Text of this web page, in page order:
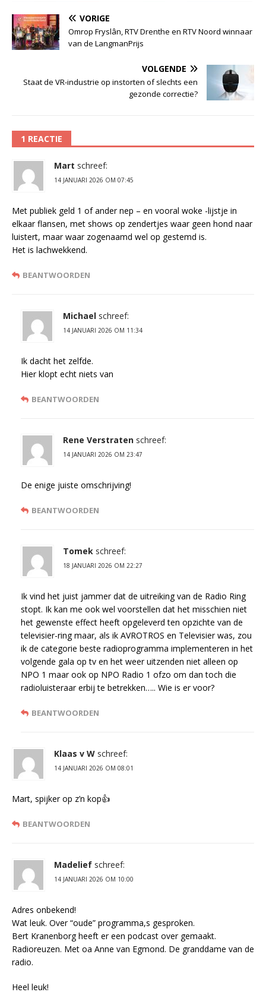
VORIGE
Omrop Fryslân, RTV Drenthe en RTV Noord winnaar
van de LangmanPrijs
VOLGENDE
Staat de VR-industrie op instorten of slechts een
gezonde correctie?
1 REACTIE
Mart schreef:
14 JANUARI 2026 OM 07:45
Met publiek geld 1 of ander nep – en vooral woke -lijstje in
elkaar flansen, met shows op zendertjes waar geen hond naar
luistert, maar waar zogenaamd wel op gestemd is.
Het is lachwekkend.
BEANTWOORDEN
Michael schreef:
14 JANUARI 2026 OM 11:34
Ik dacht het zelfde.
Hier klopt echt niets van
BEANTWOORDEN
Rene Verstraten schreef:
14 JANUARI 2026 OM 23:47
De enige juiste omschrijving!
BEANTWOORDEN
Tomek schreef:
18 JANUARI 2026 OM 22:27
Ik vind het juist jammer dat de uitreiking van de Radio Ring
stopt. Ik kan me ook wel voorstellen dat het misschien niet
het gewenste effect heeft opgeleverd ten opzichte van de
televisier-ring maar, als ik AVROTROS en Televisier was, zou
ik de categorie beste radioprogramma implementeren in het
volgende gala op tv en het weer uitzenden niet alleen op
NPO 1 maar ook op NPO Radio 1 ofzo om dan toch die
radioluisteraar erbij te betrekken….. Wie is er voor?
BEANTWOORDEN
Klaas v W schreef:
14 JANUARI 2026 OM 08:01
Mart, spijker op z’n kop👍
BEANTWOORDEN
Madelief schreef:
14 JANUARI 2026 OM 10:00
Adres onbekend!
Wat leuk. Over “oude” programma,s gesproken.
Bert Kranenborg heeft er een podcast over gemaakt.
Radioreuzen. Met oa Anne van Egmond. De granddame van de
radio.
Heel leuk!